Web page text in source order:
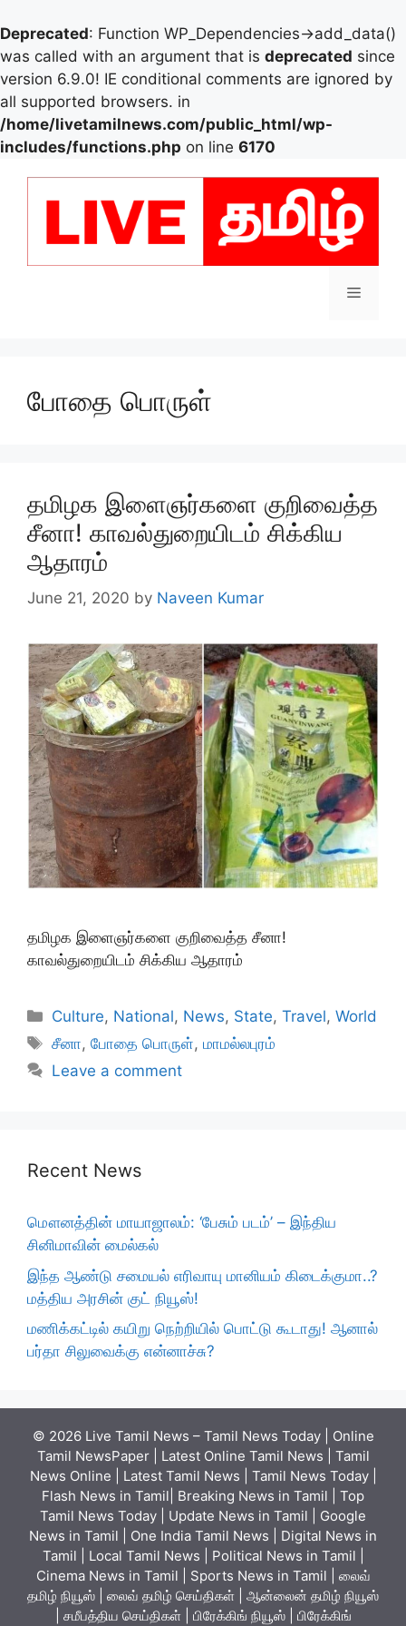
Deprecated: Function WP_Dependencies->add_data()
was called with an argument that is deprecated since
version 6.9.0! IE conditional comments are ignored by
all supported browsers. in
/home/livetamilnews.com/public_html/wp-
includes/functions.php on line 6170
Menu
போதை பொருள்
தமிழக இளைஞர்களை குறிவைத்த
சீனா! காவல்துறையிடம் சிக்கிய
ஆதாரம்
June 21, 2020 by Naveen Kumar
தமிழக இளைஞர்களை குறிவைத்த சீனா!
காவல்துறையிடம் சிக்கிய ஆதாரம்
Categories
Culture, National, News, State,Travel,World
Tags
சீனா,போதை பொருள்,மாமல்லபுரம்
Leave a comment
Recent News
மௌனத்தின் மாயாஜாலம்: ‘பேசும் படம்’ – இந்திய
சினிமாவின் மைல்கல்
இந்த ஆண்டு சமையல் எரிவாயு மானியம் கிடைக்குமா..?
மத்திய அரசின் குட் நியூஸ்!
மணிக்கட்டில் கயிறு நெற்றியில் பொட்டு கூடாது! ஆனால்
பர்தா சிலுவைக்கு என்னாச்சு?
© 2026 Live Tamil News – Tamil News Today | Online
Tamil NewsPaper | Latest Online Tamil News | Tamil
News Online | Latest Tamil News | Tamil News Today |
Flash News in Tamil| Breaking News in Tamil | Top
Tamil News Today | Update News in Tamil | Google
News in Tamil | One India Tamil News | Digital News in
Tamil | Local Tamil News | Political News in Tamil |
Cinema News in Tamil | Sports News in Tamil | லைவ்
தமிழ் நியூஸ் | லைவ் தமிழ் செய்திகள் | ஆன்லைன் தமிழ் நியூஸ்
| சமீபத்திய செய்திகள் | பிரேக்கிங் நியூஸ் | பிரேக்கிங்